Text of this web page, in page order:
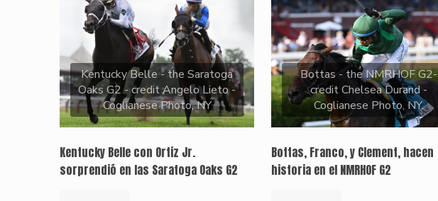
Kentucky Belle - the Saratoga
Oaks G2 - credit Angelo Lieto -
Coglianese Photo, NY
Kentucky Belle con Ortiz Jr.
sorprendió en las Saratoga Oaks G2
Bottas - the NMRHOF G2-
credit Chelsea Durand -
Coglianese Photo, NY.
Bottas, Franco, y Clement, hacen
historia en el NMRHOF G2